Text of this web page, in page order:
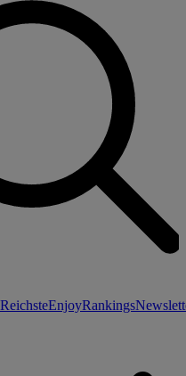
ReichsteEnjoyRankings